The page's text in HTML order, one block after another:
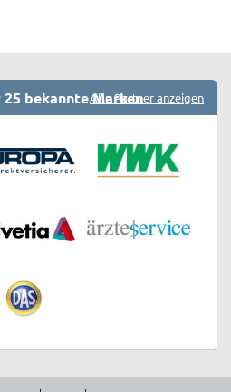
bekannte MarkenAlle Partner anzeigen